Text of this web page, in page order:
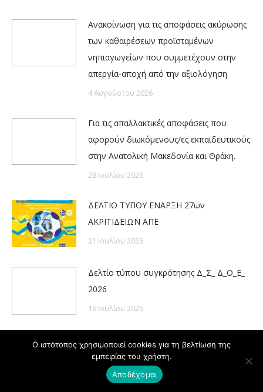
Ανακοίνωση για τις αποφάσεις ακύρωσης
των καθαιρέσεων προϊσταμένων
νηπιαγωγείων που συμμετέχουν στην
απεργία-αποχή από την αξιολόγηση
4 Αυγούστου 2026
Για τις απαλλακτικές αποφάσεις που
αφορούν διωκόμενους/ες εκπαιδευτικούς
στην Ανατολική Μακεδονία και Θράκη.
28 Ιουλίου 2026
ΔΕΛΤΙΟ ΤΥΠΟΥ ΕΝΑΡΞΗ 27ων
ΑΚΡΙΤΙΔΕΙΩΝ ΑΠΕ
21 Ιουλίου 2026
Δελτίο τύπου συγκρότησης Δ_Σ_ Δ_Ο_Ε_
2026
16 Ιουλίου 2026
Νέα κλήση συναδέλφων σε απολογία στα
Πειθαρχικά Συμβούλια. Κινητοποιήσεις,
την Παρασκευή 17 Ιουλίου στην Τρίπολη
Ο ιστότοπος χρησιμοποιεί cookies για τη βελτίωση της
εμπειρίας του χρήστη.
Αποδέχομαι